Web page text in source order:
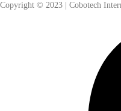
Copyright © 2023 | Cobotech